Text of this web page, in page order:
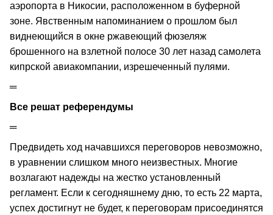
аэропорта в Никосии, расположенном в буферной
зоне. Явственным напоминанием о прошлом был
виднеющийся в окне ржавеющий фюзеляж
брошенного на взлетной полосе 30 лет назад самолета
кипрской авиакомпании, изрешеченный пулями.
═
Все решат референдумы
═
Предвидеть ход начавшихся переговоров невозможно,
в уравнении слишком много неизвестных. Многие
возлагают надежды на жестко установленный
регламент. Если к сегодняшнему дню, то есть 22 марта,
успех достигнут не будет, к переговорам присоединятся